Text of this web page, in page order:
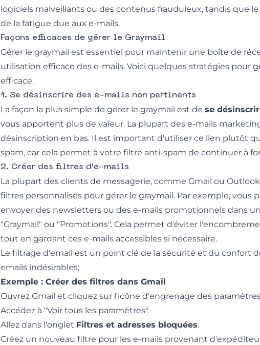
logiciels malveillants ou des contenus frauduleux, tandis que
de la fatigue due aux e-mails.
Façons efficaces de gérer le Graymail
Gérer le graymail est essentiel pour maintenir une boîte de
utilisation efficace des e-mails. Voici quelques stratégies pour
efficace.
1. Se désinscrire des e-mails non pertinents
La façon la plus simple de gérer le graymail est de se
vous apportent plus de valeur. La plupart des e-mails
désinscription en bas. Il est important d'utiliser ce lien plutôt
spam, car cela permet à votre filtre anti-spam de continuer à
2. Créer des filtres d'e-mails
La plupart des clients de messagerie, comme Gmail ou
filtres personnalisés pour gérer le graymail. Par exemple,
envoyer des newsletters ou des e-mails promotionnels dans
"Graymail" ou "Promotions". Cela permet d'éviter
tout en gardant ces e-mails accessibles si nécessaire.
Le filtrage d'email est un point clé de la sécurité et du confort
emails indésirables;
Exemple : Créer des filtres dans Gmail
Ouvrez Gmail et cliquez sur l'icône d'engrenage des
Accédez à "Voir tous les paramètres".
Allez dans l'onglet Filtres et adresses bloquées.
Créez un nouveau filtre pour les e-mails provenant